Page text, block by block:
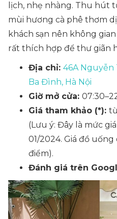
lịch, nhẹ nhàng. Thu hút
mùi hương cà phê thơm
khách sạn nên không
rất thích hợp để thư giãn
Địa chỉ: 46A Nguyễn
Ba Đình, Hà Nội
Giờ mở cửa:
Giá tham khảo (*):
(Lưu ý: Đây là mức
01/2024. Giá đồ
điểm).
Đánh giá trên